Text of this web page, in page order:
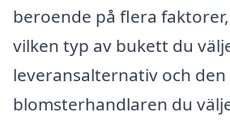
beroende på flera
vilken typ av bukett du
leveransalternativ och den
blomsterhandlaren du